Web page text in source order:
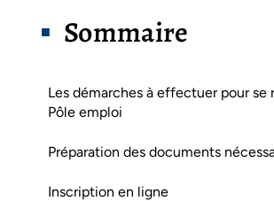
Sommaire
Les démarches à effectuer pour se
Pôle emploi
Préparation des documents
Inscription en ligne